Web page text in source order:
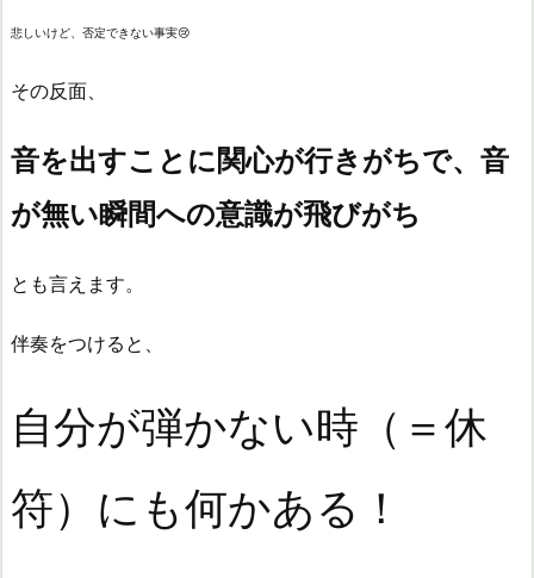
悲しいけど、否定できない事実😢
その反面、
音を出すことに関心が行きがちで、音
が無い瞬間への意識が飛びがち
とも言えます。
伴奏をつけると、
自分が弾かない時（＝休
符）にも何かある！